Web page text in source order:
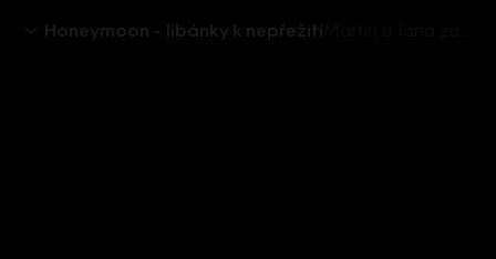
Honeymoon - líbánky k nepřežití